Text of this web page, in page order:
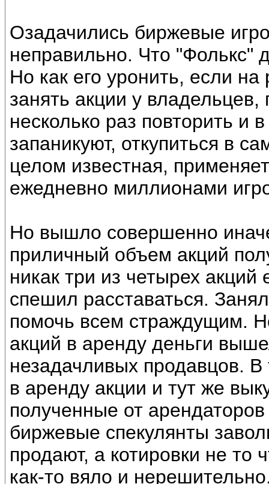
Озадачились биржевые
неправильно. Что "Фолькс"
Но как его уронить, если
занять акции у
несколько раз повторить и
запаникуют, откупиться в
целом известная,
ежедневно миллионами
Но вышло совершенно
приличный объем акций
никак три из четырех акций
спешил расставаться.
помочь всем страждущим.
акций в аренду деньги
незадачливых продавцов.
в аренду акции и тут же
полученные от
биржевые спекулянты
продают, а котировки не то
как-то вяло и